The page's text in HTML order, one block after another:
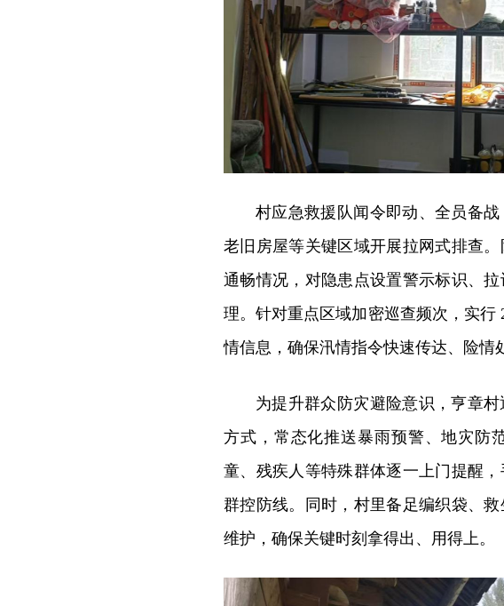
村应急救援队闻令即动、全员备
老旧房屋等关键区域开展拉网式排查
通畅情况，对隐患点设置警示标识、
理。针对重点区域加密巡查频次，实
情信息，确保汛情指令快速传达、险情
为提升群众防灾避险意识，亨章
方式，常态化推送暴雨预警、地灾防
童、残疾人等特殊群体逐一上门提醒
群控防线。同时，村里备足编织袋、
维护，确保关键时刻拿得出、用得上。